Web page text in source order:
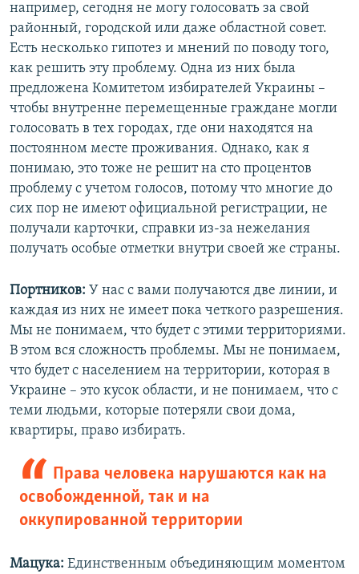
например, сегодня не могу голосовать за свой
районный, городской или даже областной совет.
Есть несколько гипотез и мнений по поводу того,
как решить эту проблему. Одна из них была
предложена Комитетом избирателей Украины –
чтобы внутренне перемещенные граждане могли
голосовать в тех городах, где они находятся на
постоянном месте проживания. Однако, как я
понимаю, это тоже не решит на сто процентов
проблему с учетом голосов, потому что многие до
сих пор не имеют официальной регистрации, не
получали карточки, справки из-за нежелания
получать особые отметки внутри своей же страны.
Портников: У нас с вами получаются две линии, и
каждая из них не имеет пока четкого разрешения.
Мы не понимаем, что будет с этими территориями.
В этом вся сложность проблемы. Мы не понимаем,
что будет с населением на территории, которая в
Украине – это кусок области, и не понимаем, что с
теми людьми, которые потеряли свои дома,
квартиры, право избирать.
Права человека нарушаются как на
освобожденной, так и на
оккупированной территории
Мацука: Единственным объединяющим моментом